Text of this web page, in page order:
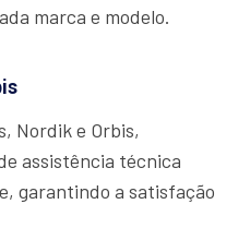
marca e modelo.
Nordik e Orbis,
assistência técnica
garantindo a satisfação